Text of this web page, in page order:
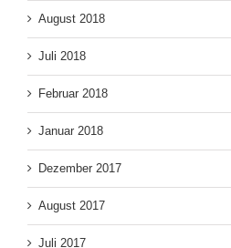
August 2018
Juli 2018
Februar 2018
Januar 2018
Dezember 2017
August 2017
Juli 2017